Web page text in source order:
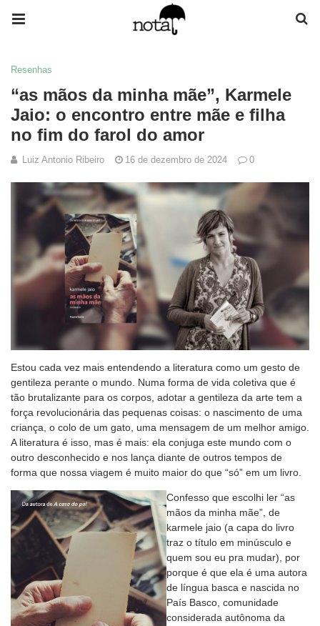
Resenhas
“as mãos da minha mãe”, Karmele
Jaio: o encontro entre mãe e filha
no fim do farol do amor
Luiz Antonio Ribeiro 16 de dezembro de 2024 0
Estou cada vez mais entendendo a literatura como um gesto de
gentileza perante o mundo. Numa forma de vida coletiva que é
tão brutalizante para os corpos, adotar a gentileza da arte tem a
força revolucionária das pequenas coisas: o nascimento de uma
criança, o colo de um gato, uma mensagem de um melhor amigo.
A literatura é isso, mas é mais: ela conjuga este mundo com o
outro desconhecido e nos lança diante de outros tempos de
forma que nossa viagem é muito maior do que “só” em um livro.
Confesso que escolhi ler “as
mãos da minha mãe”, de
karmele jaio (a capa do livro
traz o título em minúsculo e
quem sou eu pra mudar), por
porque é que ela é uma autora
de língua basca e nascida no
País Basco, comunidade
considerada autônoma da